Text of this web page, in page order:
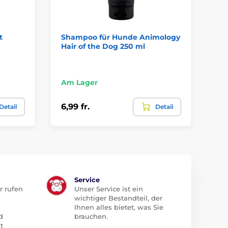
Shampoo für Hunde Animology
Hair of the Dog 250 ml
Am Lager
6,99 fr. Detail
rufen
Service
Unser Service ist ein
wichtiger Bestandteil, der
Ihnen alles bietet, was Sie
brauchen.